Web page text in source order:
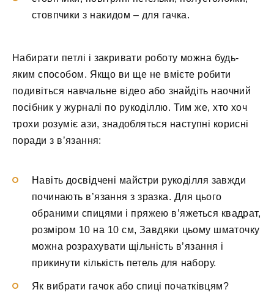
стовпчики з накидом – для гачка.
Набирати петлі і закривати роботу можна будь-
яким способом. Якщо ви ще не вмієте робити
подивіться навчальне відео або знайдіть наочний
посібник у журналі по рукоділлю. Тим же, хто хоч
трохи розуміє ази, знадобляться наступні корисні
поради з в’язання:
Навіть досвідчені майстри рукоділля завжди
починають в’язання з зразка. Для цього
обраними спицями і пряжею в’яжеться квадрат,
розміром 10 на 10 см, Завдяки цьому шматочку
можна розрахувати щільність в’язання і
прикинути кількість петель для набору.
Як вибрати гачок або спиці початківцям?